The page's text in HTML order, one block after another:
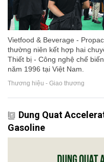
Vietfood & Beverage -
thường niên kết hợp hai
Thiết bị - Công nghệ chế
năm 1996 tại Việt Nam.
Thương hiệu - Giao thương
Dung Quat
Gasoline